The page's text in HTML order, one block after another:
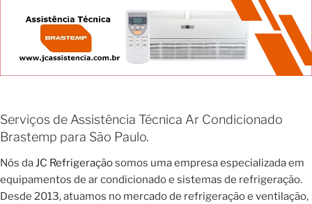
Serviços de Assistência Técnica Ar Condicionado
Brastemp para São Paulo.
Nós daJC Refrigeraçãosomos uma empresa especializada em
equipamentos de ar condicionado e sistemas de refrigeração.
Desde 2013, atuamos no mercado de refrigeração e ventilação,